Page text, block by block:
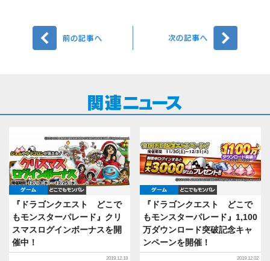
ゲーム どこでもDQMP
『ドラゴンクエスト どこで
もモンスターパレード』クリ
スマスログインボーナスを開
催中！
2019.12.18
ゲーム
『ドラゴンクエスト どこで
もモンスターパレード』1,100
万ダウンロード突破記念キャ
ンペーンを開催！
2019.12.02